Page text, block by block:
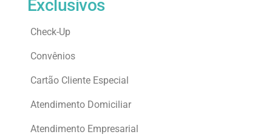
Exclusivos
Check-Up
Convênios
Cartão Cliente Especial
Atendimento Domiciliar
Atendimento Empresarial